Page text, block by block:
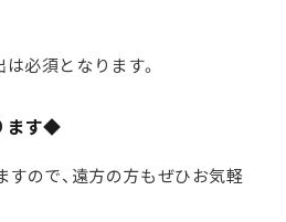
必須となります。
ます◆
ので、遠方の方もぜひお気軽